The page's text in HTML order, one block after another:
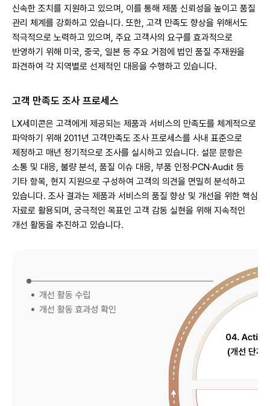
신속한 조치를 지원하고 있으며, 이를 통해 제품 신뢰성을 높이고 품질
관리 체계를 강화하고 있습니다. 또한, 고객 만족도 향상을 위해서도
적극적으로 노력하고 있으며, 주요 고객사의 요구를 효과적으로
반영하기 위해 미국, 중국, 일본 등 주요 거점에 법인 품질 주재원을
파견하여 각 지역별로 선제적인 대응을 수행하고 있습니다.
고객 만족도 조사 프로세스
LX세미콘은 고객에게 제공되는 제품과 서비스의 만족도를 체계적으로
파악하기 위해 2011년 고객만족도 조사 프로세스를 사내 표준으로
제정하고 매년 정기적으로 조사를 실시하고 있습니다. 설문 문항은
소통 및 대응, 불량 분석, 품질 이슈 대응, 부품 인정·PCN·Audit 등
기타 항목, 현지 지원으로 구성하여 고객의 의견을 면밀히 분석하고
있습니다. 조사 결과는 제품과 서비스의 품질 향상 및 개선을 위한 핵심
자료로 활용되며, 궁극적인 목표인 고객 감동 실현을 위해 지속적인
개선 활동을 추진하고 있습니다.